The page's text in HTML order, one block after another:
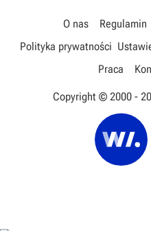
O nas Regulamin
Polityka prywatności
Praca
Copyright © 2000 -